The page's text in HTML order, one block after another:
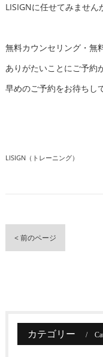
LISIGNに任せてみません
無料カウンセリング・無
ありがたいことにご予約
早めのご予約をお待ちし
LISIGN（トレーニング）
< 前のページ
カテゴリー